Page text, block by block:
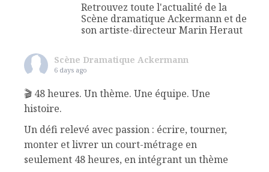
Retrouvez toute l'actualité de la
Scène dramatique Ackermann et de
son artiste-directeur Marin Heraut
Scène Dramatique Ackermann
6 days ago
🎬 48 heures. Un thème. Une équipe. Une
histoire.
Un défi relevé avec passion : écrire, tourner,
monter et livrer un court-métrage en
seulement 48 heures, en intégrant un thème